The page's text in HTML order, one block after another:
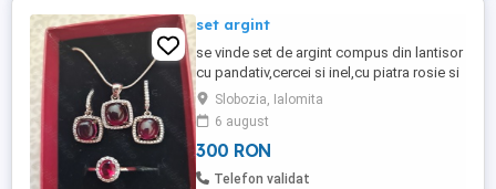
set argint
se vinde set de argint compus din lantisor
cu pandativ,cercei si inel,cu piatra rosie si
pietre mici akbe. este nou.
Slobozia, Ialomita
6 august
300 RON
Telefon validat